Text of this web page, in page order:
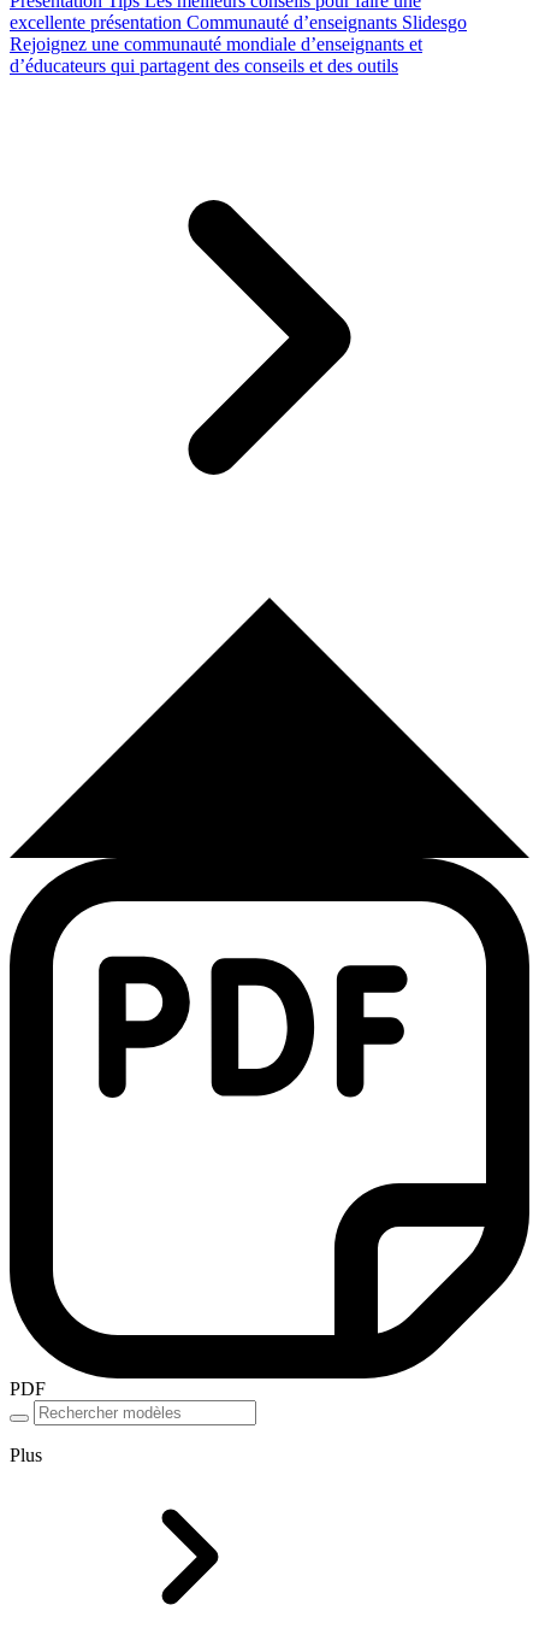
excellente présentation Communauté d’enseignants Slidesgo
Rejoignez une communauté mondiale d’enseignants et
d’éducateurs qui partagent des conseils et des outils
PDF
Plus